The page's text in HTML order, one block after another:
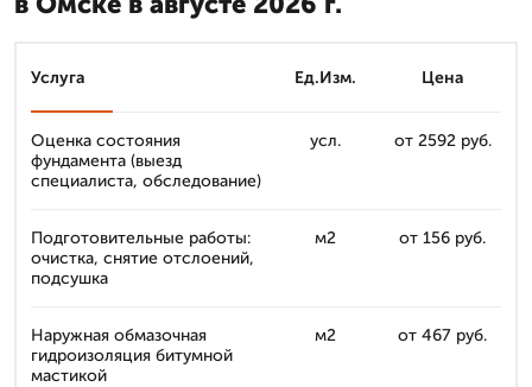
Услуга Ед.Изм. Цена
Оценка состояния
фундамента (выезд
специалиста, обследование)
усл. от 2592 руб.
Подготовительные работы:
очистка, снятие отслоений,
подсушка
м2 от 156 руб.
Наружная обмазочная
гидроизоляция битумной
мастикой
м2 от 467 руб.